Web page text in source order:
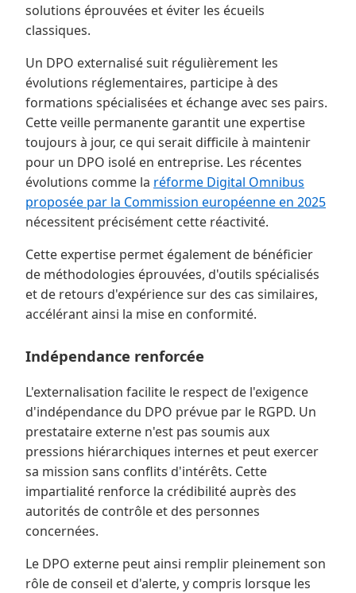
solutions éprouvées et éviter les écueils
classiques.
Un DPO externalisé suit régulièrement les
évolutions réglementaires, participe à des
formations spécialisées et échange avec ses pairs.
Cette veille permanente garantit une expertise
toujours à jour, ce qui serait difficile à maintenir
pour un DPO isolé en entreprise. Les récentes
évolutions comme la réforme Digital Omnibus
proposée par la Commission européenne en 2025
nécessitent précisément cette réactivité.
Cette expertise permet également de bénéficier
de méthodologies éprouvées, d'outils spécialisés
et de retours d'expérience sur des cas similaires,
accélérant ainsi la mise en conformité.
Indépendance renforcée
L'externalisation facilite le respect de l'exigence
d'indépendance du DPO prévue par le RGPD. Un
prestataire externe n'est pas soumis aux
pressions hiérarchiques internes et peut exercer
sa mission sans conflits d'intérêts. Cette
impartialité renforce la crédibilité auprès des
autorités de contrôle et des personnes
concernées.
Le DPO externe peut ainsi remplir pleinement son
rôle de conseil et d'alerte, y compris lorsque les